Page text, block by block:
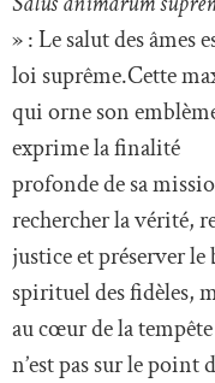
» : Le salut des âmes
loi suprême.Cette
qui orne son
exprime la finalité
profonde de sa
rechercher la vérité,
justice et préserver le
spirituel des fidèles,
au cœur de la
n’est pas sur le point